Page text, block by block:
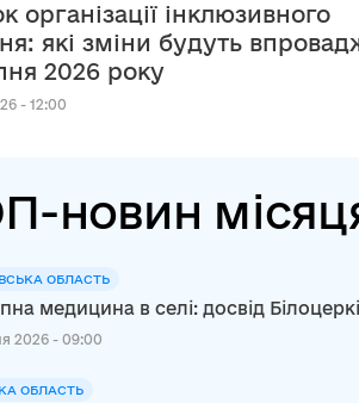
організації інклюзивного
які зміни будуть
2026 року
- 12:00
новин
ОБЛАСТЬ
медицина в селі: досвід
2026 - 09:00
ОБЛАСТЬ